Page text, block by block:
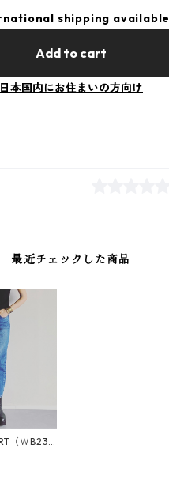
shipping available
Add to cart
日本国内にお住まいの方向け
最近チェックした商品
（ＷB233
イン デニ